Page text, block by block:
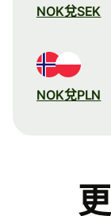
NOK兌SEK
NOK兌PLN